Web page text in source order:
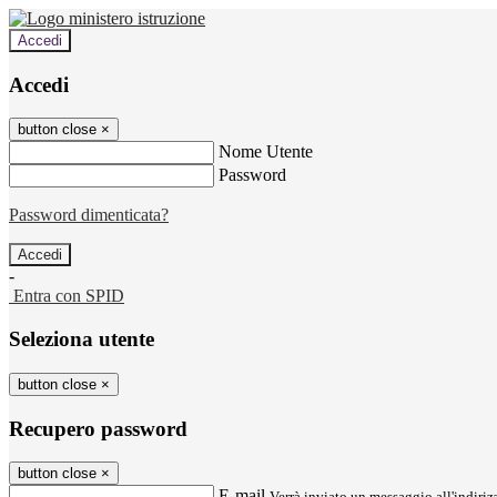
Accedi
Accedi
button close ×
Nome Utente
Password
Password dimenticata?
-
Entra con SPID
Seleziona utente
button close ×
Recupero password
button close ×